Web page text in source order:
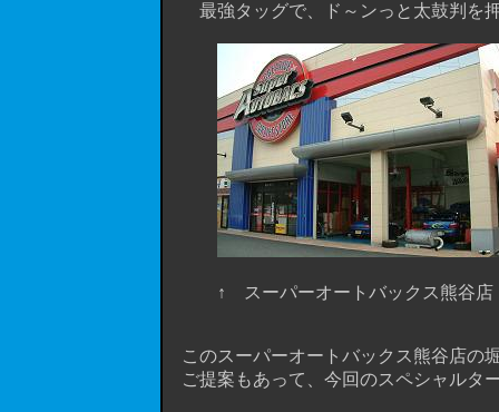
最強タッグで、ド～ンっと太鼓判を
↑ スーパーオートバックス熊谷
このスーパーオートバックス熊谷店の
ご提案もあって、今回のスペシャルタ